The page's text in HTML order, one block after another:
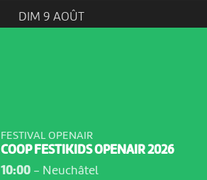
DIM 9 AOÛT
FESTIVAL OPENAIR
COOP FESTIKIDS OPENAIR 2026
10:00- Neuchâtel